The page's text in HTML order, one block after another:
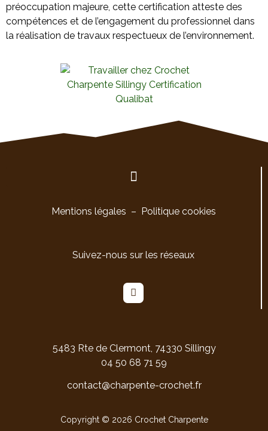
préoccupation majeure, cette certification atteste des
compétences et de l’engagement du professionnel dans
la réalisation de travaux respectueux de l’environnement.
Mentions légales – Politique cookies
Suivez-nous sur les réseaux
5483 Rte de Clermont, 74330 Sillingy
04 50 68 71 59
contact@charpente-crochet.fr
Copyright © 2026 Crochet Charpente